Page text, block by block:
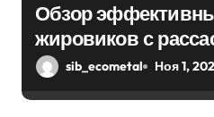
Обзор
жировиков с
эффектом
sib_ecometal Ноя 1,